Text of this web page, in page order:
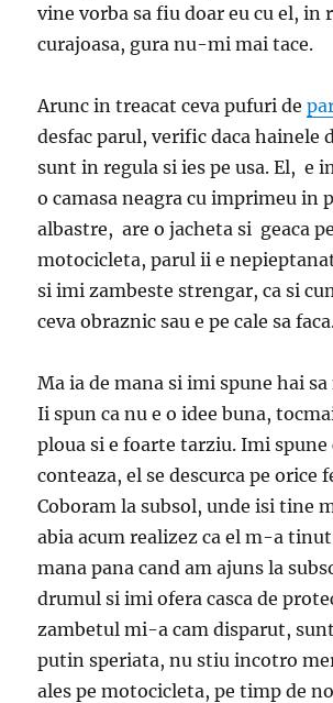
vine vorba sa fiu doar eu cu el, in
curajoasa, gura nu-mi mai tace.
Arunc in treacat ceva pufuri de
desfac parul, verific daca hainele
sunt in regula si ies pe usa. El, e
o camasa neagra cu imprimeu in
albastre, are o jacheta si geaca
motocicleta, parul ii e
si imi zambeste strengar, ca si
ceva obraznic sau e pe cale sa
Ma ia de mana si imi spune hai
Ii spun ca nu e o idee buna,
ploua si e foarte tarziu. Imi spune
conteaza, el se descurca pe orice
Coboram la subsol, unde isi tine
abia acum realizez ca el m-a
mana pana cand am ajuns la
drumul si imi ofera casca de
zambetul mi-a cam disparut,
putin speriata, nu stiu incotro
ales pe motocicleta, pe timp de